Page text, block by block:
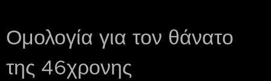
Ομολογία για τον θάνατο
της 46χρονης